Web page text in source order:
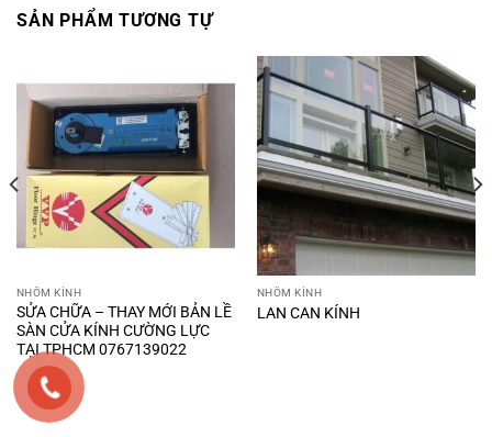
SẢN PHẨM TƯƠNG TỰ
NHÔM KÍNH
SỬA CHỮA – THAY MỚI BẢN LỀ
SÀN CỬA KÍNH CƯỜNG LỰC
TẠI TPHCM 0767139022
NHÔM KÍNH
LAN CAN KÍNH